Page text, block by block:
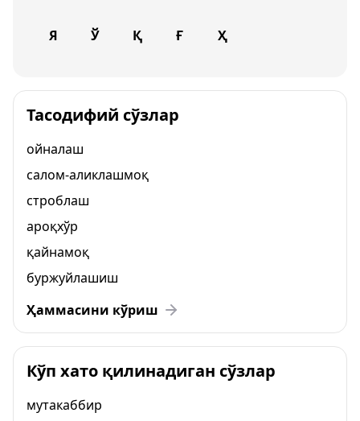
Я Ў Қ Ғ Ҳ
Тасодифий сўзлар
ойналаш
салом-аликлашмоқ
строблаш
ароқхўр
қайнамоқ
буржуйлашиш
Ҳаммасини кўриш
Кўп хато қилинадиган сўзлар
мутакаббир